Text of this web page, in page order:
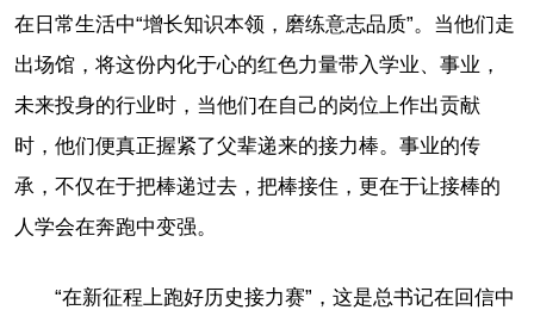
在日常生活中“增长知识本领，磨练意志品质”。当他们走
出场馆，将这份内化于心的红色力量带入学业、事业，
未来投身的行业时，当他们在自己的岗位上作出贡献
时，他们便真正握紧了父辈递来的接力棒。事业的传
承，不仅在于把棒递过去，把棒接住，更在于让接棒的
人学会在奔跑中变强。
“在新征程上跑好历史接力赛”，这是总书记在回信中